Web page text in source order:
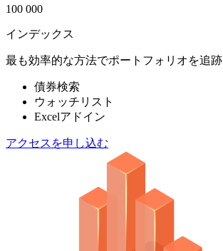
100 000
インデックス
最も効率的な方法でポートフォリオを追跡
債券検索
ウォッチリスト
Excelアドイン
アクセスを申し込む